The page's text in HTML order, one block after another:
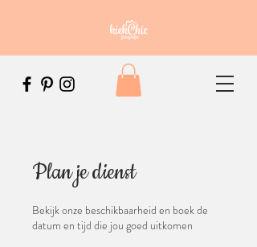
Plan je dienst
Bekijk onze beschikbaarheid en boek de
datum en tijd die jou goed uitkomen